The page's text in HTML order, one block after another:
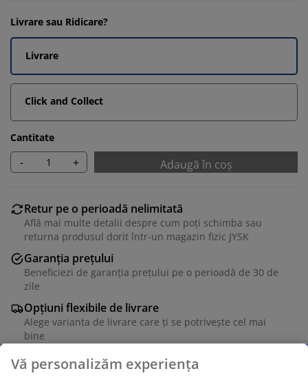
Livrare sau Ridicare?
Livrare
Click and Collect
Cantitate
- + Adaugă în coș
Retur pe o perioadă nelimitată
Află mai multe detalii despre cum poți schimba sau
returna produsul dorit într-un magazin fizic JYSK
Garanția prețului
Beneficiezi de garanția prețului pe o perioadă de 30 de
zile
Opțiuni flexibile de livrare
Alege varianta de livrare care ți se potrivește cel mai
bine